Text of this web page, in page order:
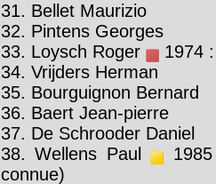
31. Bellet Maurizio
32. Pintens Georges
33. Loysch Roger
1974
34. Vrijders Herman
35. Bourguignon Bernard
36. Baert Jean-pierre
37. De Schrooder Daniel
38. Wellens Paul
connue)